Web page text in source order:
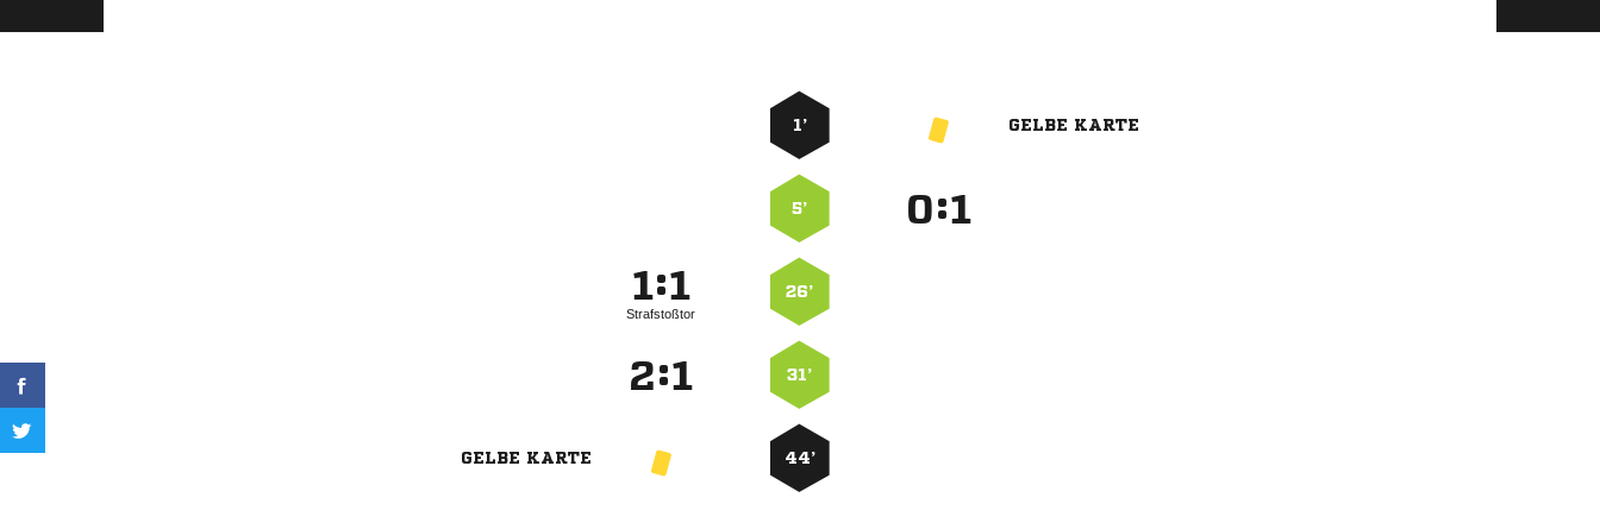
1’ GELBE KARTE
5’ :
:
Strafstoßtor
26’
: 31’
GELBE KARTE 44’